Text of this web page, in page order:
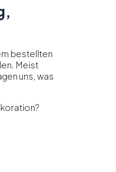
bestellten
Meist
uns, was